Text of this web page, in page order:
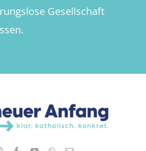
Gesellschaft